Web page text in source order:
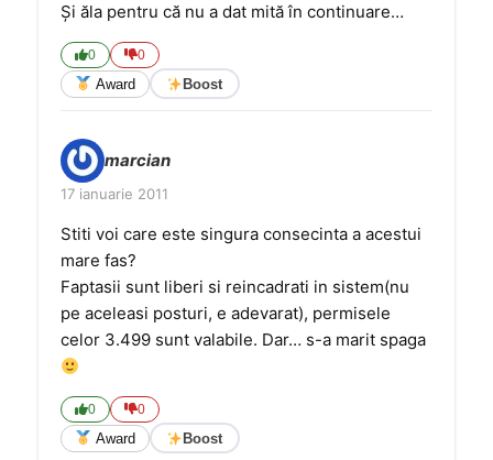
Şi ăla pentru că nu a dat mită în continuare…
0 0
Award Boost
marcian
17 ianuarie 2011
Stiti voi care este singura consecinta a acestui
mare fas?
Faptasii sunt liberi si reincadrati in sistem(nu
pe aceleasi posturi, e adevarat), permisele
celor 3.499 sunt valabile. Dar… s-a marit spaga
0 0
Award Boost